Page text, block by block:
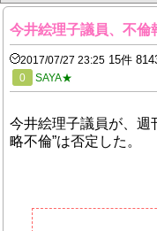
今井絵理子議員、不
2017/07/27 23:25 15件
0 SAYA★
今井絵理子議員が、週
略不倫”は否定した。